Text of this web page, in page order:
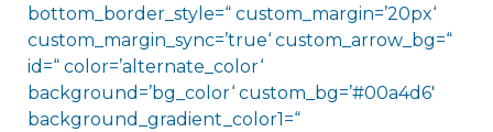
bottom_border_style=“ custom_margin=’20px‘
custom_margin_sync=’true‘ custom_arrow_bg=“
id=“ color=’alternate_color‘
background=’bg_color‘ custom_bg=’#00a4d6′
background_gradient_color1=“